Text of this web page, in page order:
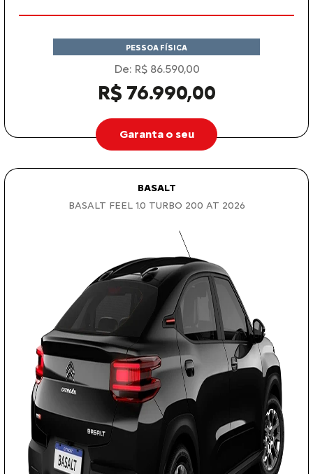
PESSOA FÍSICA
De: R$ 86.590,00
R$ 76.990,00
Garanta o seu
BASALT
BASALT FEEL 1.0 TURBO 200 AT 2026